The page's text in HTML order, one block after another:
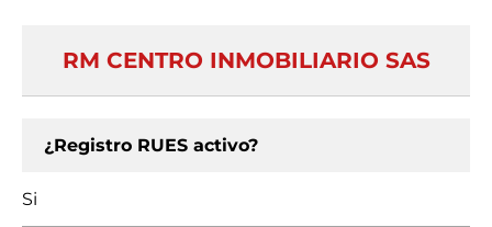
RM CENTRO INMOBILIARIO SAS
¿Registro RUES activo?
Si